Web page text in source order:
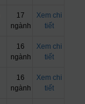
17
ngành
Xem chi
tiết
16
ngành
Xem chi
tiết
16
ngành
Xem chi
tiết